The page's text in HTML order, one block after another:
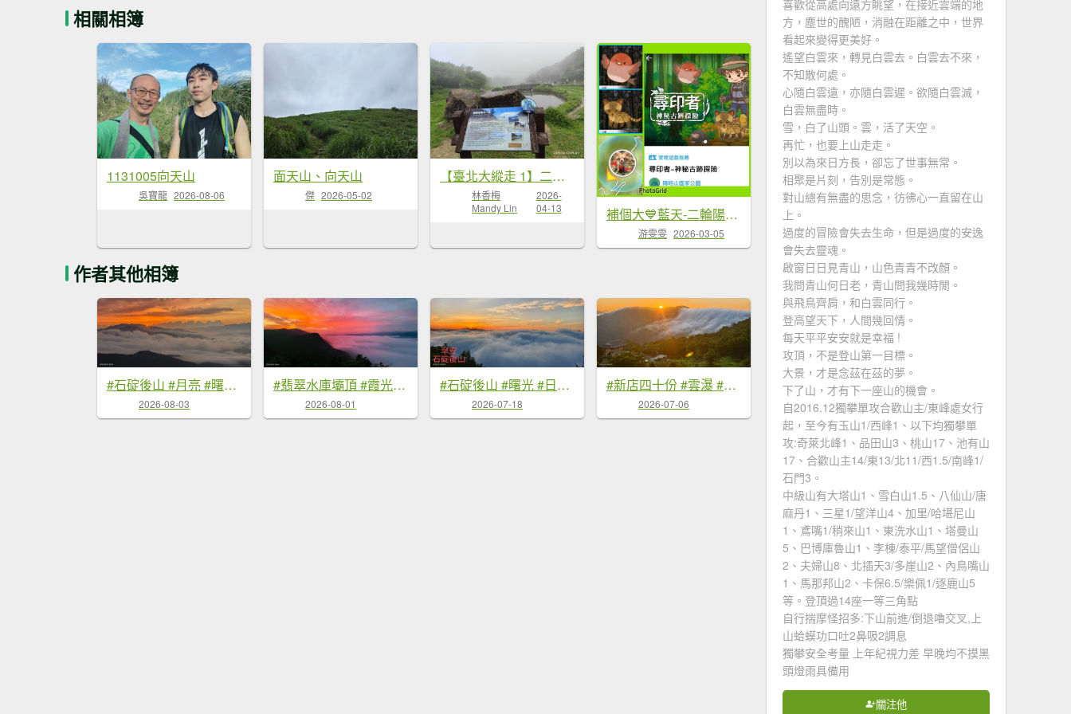
相關相簿
1131005向天山
吳寶龍 2026-08-06
面天山、向天山
傑 2026-05-02
【臺北大縱走 1】二子坪到關渡、龍山寺、艋舺夜市
林香梅
Mandy Lin
2026-
04-13
補個大💙藍天-二輪陽明山-尋印者-神秘古蹟探險12條步道
游雯雯 2026-03-05
作者其他相簿
#石碇後山 #月亮 #曙光 #反燒 #日出 #雲海 8/3
2026-08-03
#翡翠水庫壩頂 #霞光 #火燒雲 #日出 #雲海 #山羌 8/1&5&6
2026-08-01
#石碇後山 #曙光 #日出 #雲海 7/18
2026-07-18
#新店四十份 #雲瀑 #翡翠水庫壩頂 #日出 #雲海 #觀音圈 7/6&7&19
2026-07-06
喜歡從高處向遠方眺望，在接近雲端的地
方，塵世的醜陋，消融在距離之中，世界
看起來變得更美好。
遙望白雲來，轉見白雲去。白雲去不來，
不知散何處。
心隨白雲遠，亦隨白雲遲。欲隨白雲滅，
白雲無盡時。
雪，白了山頭。雲，活了天空。
再忙，也要上山走走。
別以為來日方長，卻忘了世事無常。
相聚是片刻，告別是常態。
對山總有無盡的思念，彷彿心一直留在山
上。
過度的冒險會失去生命，但是過度的安逸
會失去靈魂。
啟窗日日見青山，山色青青不改顏。
我問青山何日老，青山問我幾時閒。
與飛鳥齊肩，和白雲同行。
登高望天下，人間幾回情。
每天平平安安就是幸福 !
攻頂，不是登山第一目標。
大景，才是念茲在茲的夢。
下了山，才有下一座山的機會。
自2016.12獨攀單攻合歡山主/東峰處女行
起，至今有玉山1/西峰1、以下均獨攀單
攻:奇萊北峰1、品田山3、桃山17、池有山
17、合歡山主14/東13/北11/西1.5/南峰1/
石門3。
中級山有大塔山1、雪白山1.5、八仙山/唐
麻丹1、三星1/望洋山4、加里/哈堪尼山
1、鳶嘴1/稍來山1、東洗水山1、塔曼山
5、巴博庫魯山1、李棟/泰平/馬望僧侶山
2、夫婦山8、北插天3/多崖山2、內鳥嘴山
1、馬那邦山2、卡保6.5/樂佩1/逐鹿山5
等。登頂過14座一等三角點
自行揣摩怪招多:下山前進/倒退嚕交叉,上
山蛤蟆功口吐2鼻吸2調息
獨攀安全考量 上年紀視力差 早晚均不摸黑
頭燈雨具備用
關注他